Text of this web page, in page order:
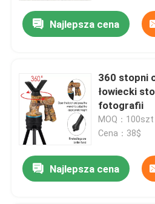
Najlepsza cena
360 stopni
łowiecki
fotografii
MOQ：100szt
Cena：38$
Najlepsza cena